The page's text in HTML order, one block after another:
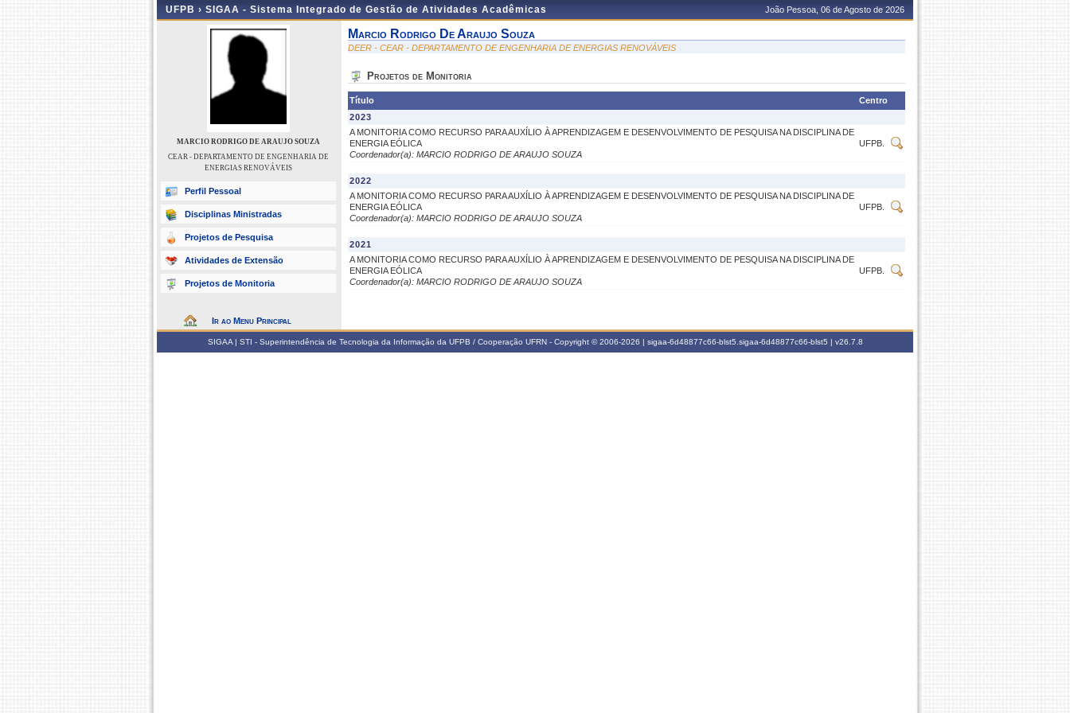
UFPB › SIGAA - Sistema Integrado de Gestão de Atividades Acadêmicas João Pessoa, 06 de Agosto de 2026
MARCIO RODRIGO DE ARAUJO SOUZA
CEAR - DEPARTAMENTO DE ENGENHARIA DE
ENERGIAS RENOVÁVEIS
Perfil Pessoal
Disciplinas Ministradas
Projetos de Pesquisa
Atividades de Extensão
Projetos de Monitoria
Ir ao Menu Principal
Marcio Rodrigo De Araujo Souza
DEER - CEAR - DEPARTAMENTO DE ENGENHARIA DE ENERGIAS RENOVÁVEIS
Projetos de Monitoria
Título
Centro
2023
A MONITORIA COMO RECURSO PARA AUXÍLIO À APRENDIZAGEM E DESENVOLVIMENTO DE PESQUISA NA DISCIPLINA DE
ENERGIA EÓLICA
Coordenador(a): MARCIO RODRIGO DE ARAUJO SOUZA
UFPB.
2022
A MONITORIA COMO RECURSO PARA AUXÍLIO À APRENDIZAGEM E DESENVOLVIMENTO DE PESQUISA NA DISCIPLINA DE
ENERGIA EÓLICA
Coordenador(a): MARCIO RODRIGO DE ARAUJO SOUZA
UFPB.
2021
A MONITORIA COMO RECURSO PARA AUXÍLIO À APRENDIZAGEM E DESENVOLVIMENTO DE PESQUISA NA DISCIPLINA DE
ENERGIA EÓLICA
Coordenador(a): MARCIO RODRIGO DE ARAUJO SOUZA
UFPB.
SIGAA | STI - Superintendência de Tecnologia da Informação da UFPB / Cooperação UFRN - Copyright © 2006-2026 | sigaa-6d48877c66-blst5.sigaa-6d48877c66-blst5 | v26.7.8